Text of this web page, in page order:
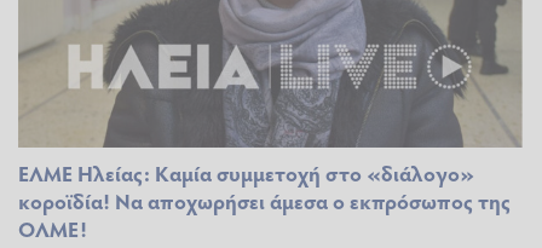
ΕΛΜΕ Ηλείας: Καμία συμμετοχή στο «διάλογο»
κοροϊδία! Να αποχωρήσει άμεσα ο εκπρόσωπος της
ΟΛΜΕ!